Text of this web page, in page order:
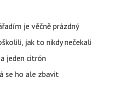
je věčně prázdný
jak to nikdy nečekali
jeden citrón
se ho ale zbavit